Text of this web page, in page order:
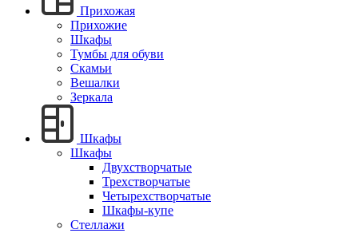
Прихожая
Прихожие
Шкафы
Тумбы для обуви
Скамьи
Вешалки
Зеркала
Шкафы
Шкафы
Двухстворчатые
Трехстворчатые
Четырехстворчатые
Шкафы-купе
Стеллажи